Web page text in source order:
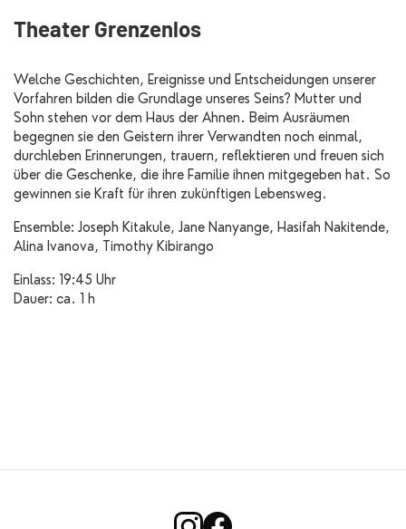
Theater Grenzenlos
Welche Geschichten, Ereignisse und Entscheidungen unserer
Vorfahren bilden die Grundlage unseres Seins? Mutter und
Sohn stehen vor dem Haus der Ahnen. Beim Ausräumen
begegnen sie den Geistern ihrer Verwandten noch einmal,
durchleben Erinnerungen, trauern, reflektieren und freuen sich
über die Geschenke, die ihre Familie ihnen mitgegeben hat. So
gewinnen sie Kraft für ihren zukünftigen Lebensweg.
Ensemble: Joseph Kitakule, Jane Nanyange, Hasifah Nakitende,
Alina Ivanova, Timothy Kibirango
Einlass: 19:45 Uhr
Dauer: ca. 1 h